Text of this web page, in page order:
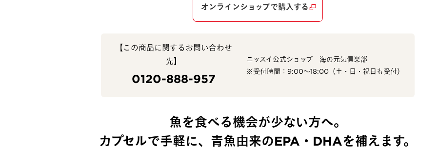
オンラインショップで購入する
【この商品に関するお問い合わせ
先】
0120-888-957
ニッスイ公式ショップ 海の元気倶楽部
※受付時間：9:00～18:00（土・日・祝日も受付）
魚を食べる機会が少ない方へ。
カプセルで手軽に、青魚由来のEPA・DHAを補えます。